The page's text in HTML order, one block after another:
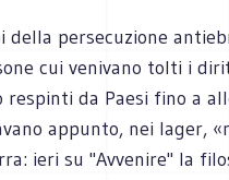
della persecuzione
cui venivano tolti i
respinti da Paesi fino a
appunto, nei lager,
ieri su "Avvenire" la